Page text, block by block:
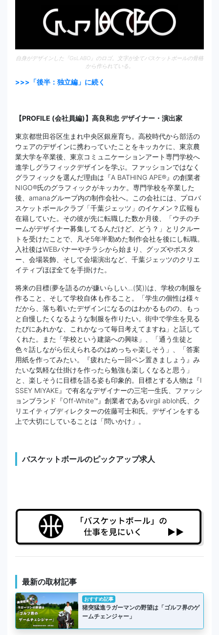
自身がデザインした『GsLABO』のロゴ。文字が全てバスケットボールの骨格
から作られている。
>>>「後半：独立編」に続く
【PROFILE (会社員編)】高良和忠 デザイナー・演出家
東京都世田谷区生まれ中央区銀座育ち。高校時代から部活の
ウェアのデザインに携わっていたことをキッカケに、東京農
業大学を卒業後、東京コミュニケーションアート専門学校へ
進学しグラフィックデザインを学ぶ。ファッションではなく
グラフィックを選んだ理由は『A BATHING APE®』の創業者
NIGO®氏のグラフィックがキッカケ。専門学校を卒業した
後、amanaグループ内の制作会社へ。この会社には、プロバ
スケットボールクラブ「千葉ジェッツ」のイケメン？広報も
在籍していた。その彼が先に転職した数か月後、「ウチのチ
ームがデザイナー募集してるんだけど、どう？」とリクルー
トを受けたことで、凡そ5年半勤めた制作会社を後にし転職。
入社後はWEBバナーやチラシから始まり、グッズやポスタ
ー、会場装飾、そして会場演出など、千葉ジェッツのクリエ
イティブほぼ全てを手掛けた。
将来の目標(夢を語るのが嫌いらしい…(笑))は、学校の制服を
作ること、そして学校自体も作ること。「学生の個性は様々
だから、落ち着いたデザインになるのはわかるものの、もっ
と自慢したくなるような制服を作りたい。街中で学生を見る
たびにあれかな、これかなって毎日考えてますね」と話して
くれた。また「学校という建築への興味」、「通う生徒と
色々話しながら伝えられるのはめっちゃ楽しそう」、「答案
用紙を作ってみたい。『疲れたら一回ペン置きましょう』み
たいな気軽な仕掛けを作ったら勉強も楽しくなると思う」
と、楽しそうに目標を語る姿も印象的。目標とする人物は『I
SSEY MIYAKE』で有名なデザイナーの三宅一生氏、ファッシ
ョンブランド『Off-White™』創業者であるvirgil abloh氏、ク
リエイティブディレクターの佐藤可士和氏。デザインをする
上で大切にしていることは「問いかけ」。
バスケットボールのピックアップ求人
最新の取材記事
おすすめ記事
猪突猛進ラガーマンの野望は「ゴルフ界のゲ
ームチェンジャー」